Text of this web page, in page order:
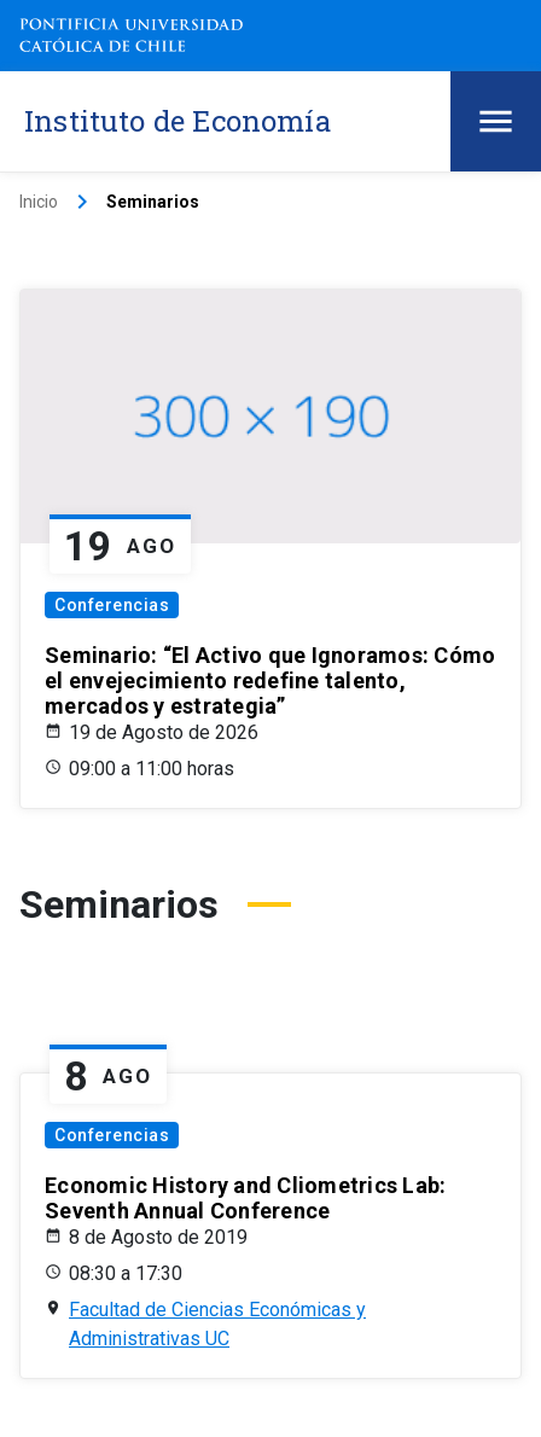
Instituto de Economía
Inicio keyboard_arrow_right Seminarios
19 AGO
Conferencias
Seminario: “El Activo que Ignoramos: Cómo
el envejecimiento redefine talento,
mercados y estrategia”
19 de Agosto de 2026
09:00 a 11:00 horas
Seminarios
8 AGO
Conferencias
Economic History and Cliometrics Lab:
Seventh Annual Conference
8 de Agosto de 2019
08:30 a 17:30
Facultad de Ciencias Económicas y
Administrativas UC